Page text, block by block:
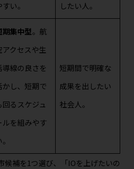
すい。
したい人。
期集中型。航
アクセスや生
導線の良さを
かし、短期で
回るスケジュ
ルを組みやす
短期間で明確な
成果を出したい
社会人。
候補を1つ選び、「IOを上げたいの